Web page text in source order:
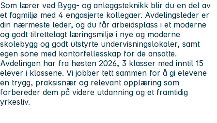
Som lærer ved Bygg- og anleggsteknikk blir du en del av
et fagmiljø med 4 engasjerte kollegaer. Avdelingsleder er
din nærmeste leder, og du får arbeidsplass i et moderne
og godt tilrettelagt læringsmiljø i nye og moderne
skolebygg og godt utstyrte undervisningslokaler, samt
egen sone med kontorfellesskap for de ansatte.
Avdelingen har fra høsten 2026, 3 klasser med inntil 15
elever i klassene. Vi jobber tett sammen for å gi elevene
en trygg, praksisnær og relevant opplæring som
forbereder dem på videre utdanning og et framtidig
yrkesliv.